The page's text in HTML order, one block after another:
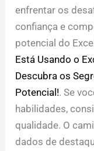
enfrentar os
confiança e
potencial do
Está Usando o
Descubra os
Potencial!. Se
habilidades,
qualidade. O
dados de